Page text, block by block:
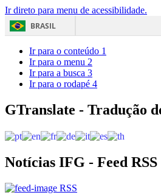
Ir direto para menu de acessibilidade.
BRASIL
Ir para o conteúdo 1
Ir para o menu 2
Ir para a busca 3
Ir para o rodapé 4
GTranslate - Tradução
Notícias IFG - Feed RSS
RSS